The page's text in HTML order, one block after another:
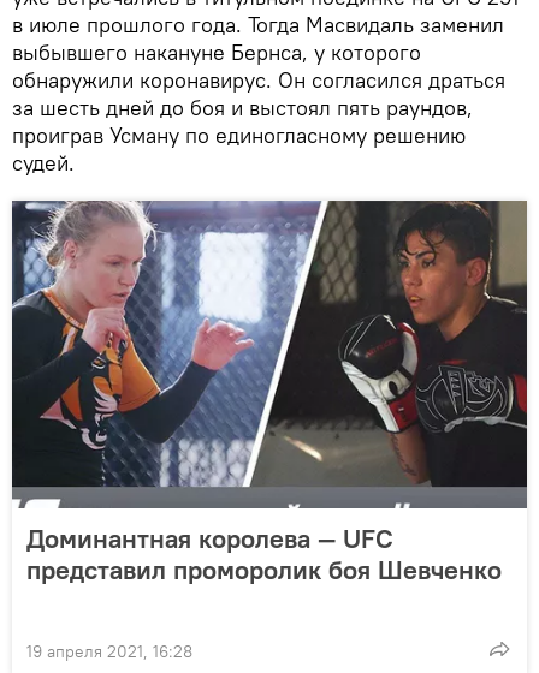
в июле прошлого года. Тогда Масвидаль заменил
выбывшего накануне Бернса, у которого
обнаружили коронавирус. Он согласился драться
за шесть дней до боя и выстоял пять раундов,
проиграв Усману по единогласному решению
судей.
Доминантная королева — UFC
представил проморолик боя Шевченко
19 апреля 2021, 16:28